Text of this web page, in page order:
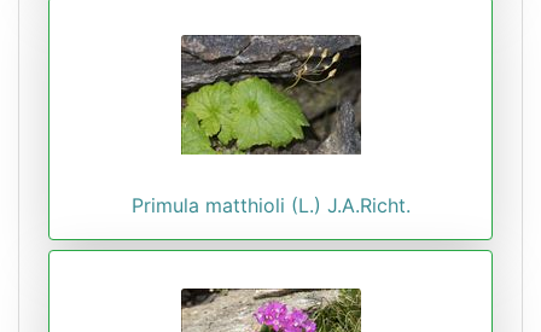
Primula matthioli (L.) J.A.Richt.